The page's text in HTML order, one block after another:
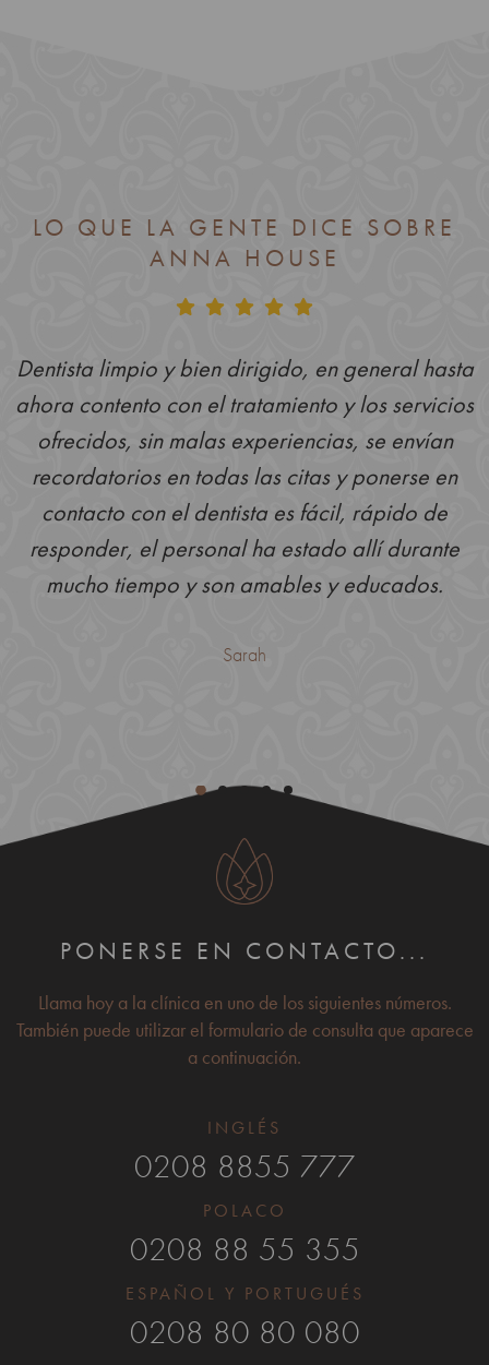
LO QUE LA GENTE DICE SOBRE
ANNA HOUSE
Dentista limpio y bien dirigido, en general hasta
ahora contento con el tratamiento y los servicios
ofrecidos, sin malas experiencias, se envían
recordatorios en todas las citas y ponerse en
contacto con el dentista es fácil, rápido de
responder, el personal ha estado allí durante
mucho tiempo y son amables y educados.
Sarah
PONERSE EN CONTACTO...
Llama hoy a la clínica en uno de los siguientes números.
También puede utilizar el formulario de consulta que aparece
a continuación.
INGLÉS
0208 8855 777
POLACO
0208 88 55 355
ESPAÑOL Y PORTUGUÉS
0208 80 80 080